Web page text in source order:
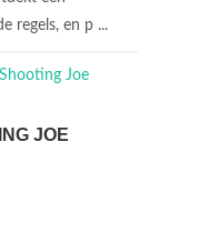
regels, en p ...
JOE